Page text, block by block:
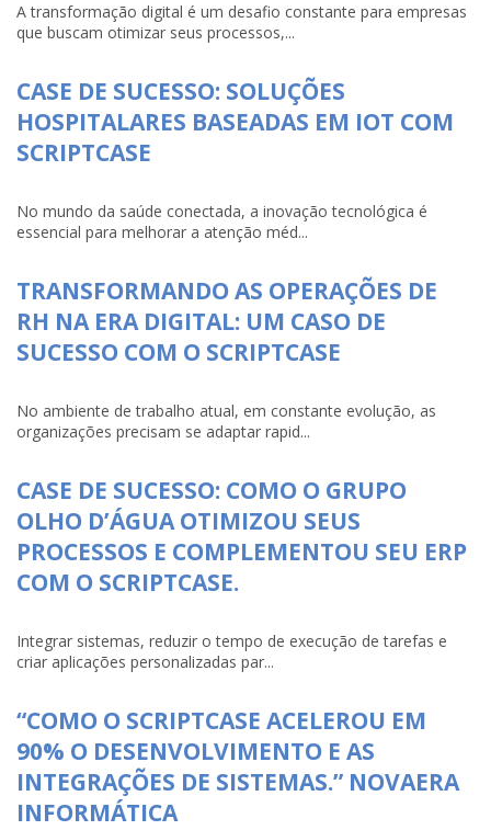
A transformação digital é um desafio constante para empresas
que buscam otimizar seus processos,...
CASE DE SUCESSO: SOLUÇÕES
HOSPITALARES BASEADAS EM IOT COM
SCRIPTCASE
No mundo da saúde conectada, a inovação tecnológica é
essencial para melhorar a atenção méd...
TRANSFORMANDO AS OPERAÇÕES DE
RH NA ERA DIGITAL: UM CASO DE
SUCESSO COM O SCRIPTCASE
No ambiente de trabalho atual, em constante evolução, as
organizações precisam se adaptar rapid...
CASE DE SUCESSO: COMO O GRUPO
OLHO D’ÁGUA OTIMIZOU SEUS
PROCESSOS E COMPLEMENTOU SEU ERP
COM O SCRIPTCASE.
Integrar sistemas, reduzir o tempo de execução de tarefas e
criar aplicações personalizadas par...
“COMO O SCRIPTCASE ACELEROU EM
90% O DESENVOLVIMENTO E AS
INTEGRAÇÕES DE SISTEMAS.” NOVAERA
INFORMÁTICA